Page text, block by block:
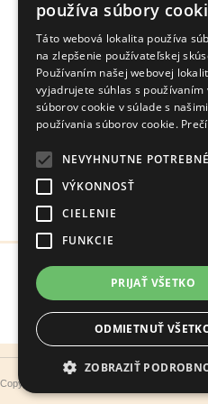
Samoleštiaci krém na obuv šedý 114 Trg
Samoleštiaci šedý krém na obuv
Rozjasňujúci krém s
Vyživuje a okamžite dodáva
Krásna obuv v priebehu chvíle
Predlžuje životnosť vačich
Vhodný všade tam, kde potrebujete
Doprava
Copyright 2019 - 2026 © rekoo.sk
používa súbory
Táto webová lokalita používa
na zlepšenie používateľskej
Používaním našej webovej
vyjadrujete súhlas s používaním
súborov cookie v súlade s
používania súborov cookie.
NEVYHNUTNE POTREBNÉ
VÝKONNOSŤ
CIELENIE
FUNKCIE
PRIJAŤ VŠETKO
ODMIETNUŤ
ZOBRAZIŤ